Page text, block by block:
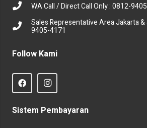
WA Call / Direct Call Only : 0812-
Sales Representative Area Jakarta &
9405-4171
Follow Kami
Sistem Pembayaran